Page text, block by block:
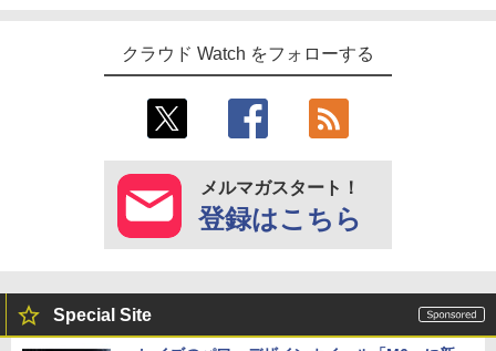
クラウド Watch をフォローする
メルマガスタート！
登録はこちら
Special Site